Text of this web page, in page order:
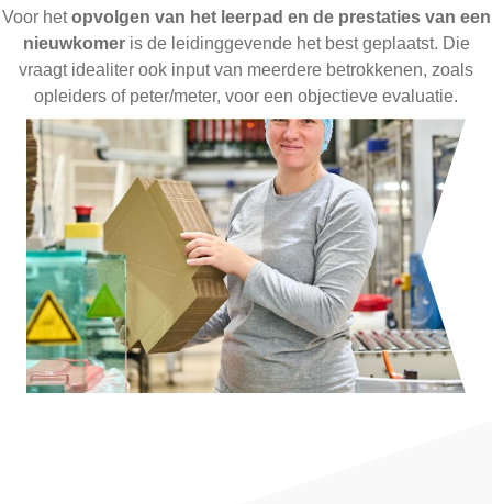
Voor hetopvolgen van het leerpad en de prestaties van een
nieuwkomeris de leidinggevende het best geplaatst. Die
vraagt idealiter ook input van meerdere betrokkenen, zoals
opleiders of peter/meter, voor een objectieve evaluatie.